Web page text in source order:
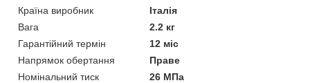
Країна виробник
Італія
Вага
2.2 кг
Гарантійний термін
12 міс
Напрямок обертання
Праве
Номінальний тиск
26 МПа